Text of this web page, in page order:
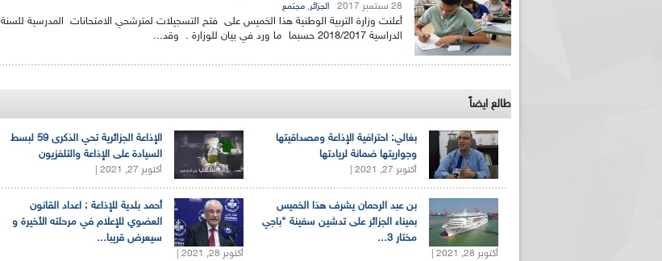
28 سبتمبر 2017 الجزائر, مجتمع
أعلنت وزارة التربية الوطنية هذا الخميس على فتح التسجيلات لمترشحي الامتحانات المدرسية للسنة
الدراسية 2018/2017 حسبما ما ورد في بيان للوزارة . وقد...
طالع ايضاً
الإذاعة الجزائرية تحي الذكرى 59 لبسط
السيادة على الإذاعة والتلفزيون
أكتوبر 27, 2021 |
بغالي: احترافية الإذاعة ومصداقيتها
وجواريتها ضمانة لريادتها
أكتوبر 27, 2021 |
أحمد بلدية للإذاعة : اعداد القانون
العضوي للإعلام في مرحلته الأخيرة و
سيعرض قريبا...
أكتوبر 28, 2021 |
بن عبد الرحمان يشرف هذا الخميس
بميناء الجزائر على تدشين سفينة "باجي
مختار 3...
أكتوبر 28, 2021 |